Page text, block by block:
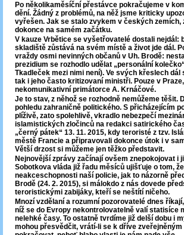
Po několikaměsíční přestávce pokračujeme v
dění. Žádný z problémů, na něž jsme kriticky
vyřešen. Jak se stalo zvykem v českých zemích,
dokonce na samém začátku.
V kauze Vrbětice se vyšetřovatelé dostali nejdál:
skladiště zůstává na svém místě a život jde dál.
vraždy osmi nevinných občanů v Uh. Brodě:
prezidium se rozhodlo udělat „personální
Tkadleček mezi nimi není). Ve svých křeslech
tak i jeho často kritizovaní ministři. Pouze v
nekomunikativní primátorce A. Krnáčové.
Je to stav, z něhož se rozhodně nemůžeme těšit.
pohledu zahraničně politického. S přicházejícím
plíživě, zato spolehlivě, vkradlo nebezpečí
islamistických zločinců na redakci satirického
„černý pátek“ 13. 11. 2015, kdy teroristé z tzv.
městě Francie a připravovali dokonce útok i v
Větší drzost si můžeme jen těžko představit.
Nejnovější zprávy začínají ovšem znepokojovat i
Sobotkova vláda již řadu měsíců ujišťuje o tom,
neakceschopnosti naší policie, jak to názorně
Brodě (24. 2. 2015), si málokdo z nás dovede
teroristickými zabijáky, kteří se neštítí ničeho.
Mnozí vzdělaní a rozumní pozorovatelé dnes
níž se do Evropy nekontrolovatelně valí statisíce
nelehké časy. To ostatně tvrdíme již delší dobu i
mohou přesvědčit, vrátí-li se k dříve